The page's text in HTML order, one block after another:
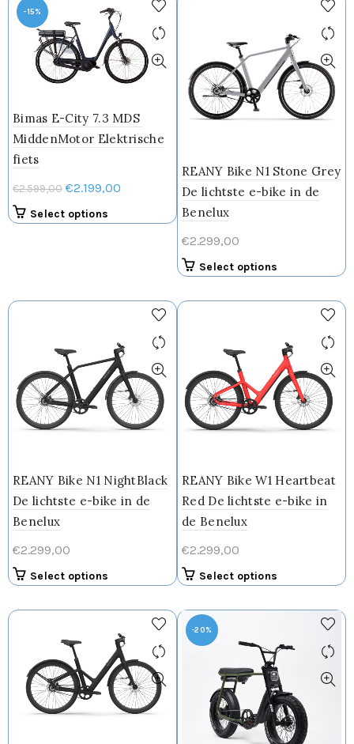
Deze
optie
kan
gekozen
worden
op
-15%
Bimas E-City 7.3 MDS
MiddenMotor Elektrische
fiets
€2.599,00 Oorspronkelijke
prijs
was:
€2.199,00
is:
Select options
Deze
gekozen
worden
op
de
productpagina
REANY Bike N1 Stone Grey
De lichtste e-bike in de
Benelux
€2.299,00
Select options
REANY Bike N1 NightBlack
De lichtste e-bike in de
Benelux
€2.299,00
Select options
REANY Bike W1 Heartbeat
Red De lichtste e-bike in
de Benelux
€2.299,00
Select options
-20%